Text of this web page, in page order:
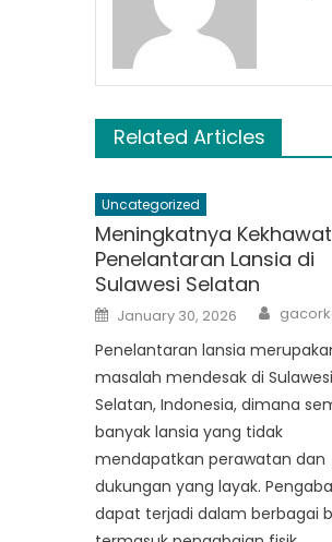
Related Articles
Uncategorized
Meningkatnya
Penelantaran Lansia di
Sulawesi Selatan
Posted
on
January 30, 2026 Author
Penelantaran lansia
masalah mendesak di Sulawesi
Selatan, Indonesia, dimana
banyak lansia yang tidak
mendapatkan perawatan dan
dukungan yang layak.
dapat terjadi dalam berbagai